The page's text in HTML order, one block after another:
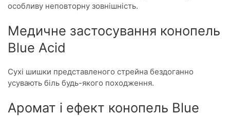
особливу неповторну зовнішність.
Медичне застосування конопель
Blue Acid
Сухі шишки представленого стрейна бездоганно
усувають біль будь-якого походження.
Аромат і ефект конопель Blue